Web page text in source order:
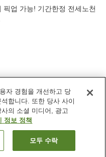
업 가능! 기간한정 전세노천
파 / 미용실
라운지
호텔 가루이자와 론깅하우스
자 경험을 개선하고 당
합니다. 또한 당사 사이
의 소셜 미디어, 광고
정보 정책
모두 수락